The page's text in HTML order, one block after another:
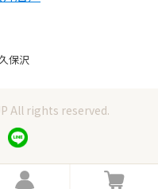
保沢
All rights reserved.
ロ カ